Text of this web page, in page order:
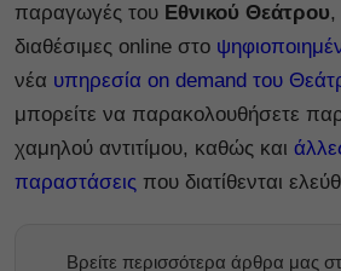
παραγωγές του Εθνικού Θεάτρου,
διαθέσιμες online στο
νέα υπηρεσία on demand του
μπορείτε να παρακολουθήσετε
χαμηλού αντιτίμου, καθώς και
παραστάσεις που διατίθενται
Βρείτε περισσότερα άρθρα μας